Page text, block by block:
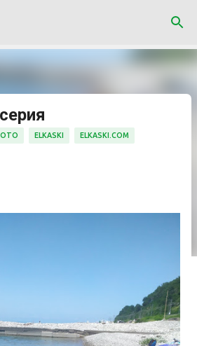
ELKASKI ELKASKI.COM